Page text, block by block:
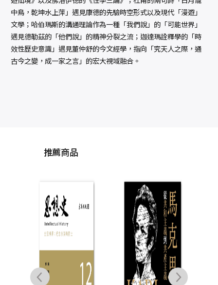
中鳥，乾坤水上萍」遇見康德的先驗時空形式以及現代「漫遊」
文學；哈伯瑪斯的溝通理論作為一種「我們說」的「可能世界」
遇見德勒茲的「他們說」的精神分裂之流；迦達瑪詮釋學的「時
效性歷史意識」遇見董仲舒的今文經學，指向「究天人之際，通
古今之變，成一家之言」的宏大視域融合。
推薦商品